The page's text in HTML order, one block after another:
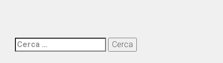
Ricerca
per: